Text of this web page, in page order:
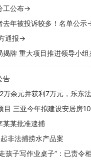
工公布→
去年被投诉较多！名单公示
通报→
揭牌 重大项目推进领导小组
告
万余元并获利7万元，乐东
目 三亚今年拟建设安居房
某某批准逮捕
非法捕捞水产品案
孩子写作业桌子”：已责令